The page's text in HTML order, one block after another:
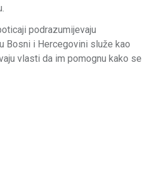
podrazumijevaju
Bosni i Hercegovini služe kao
vlasti da im pomognu kako se